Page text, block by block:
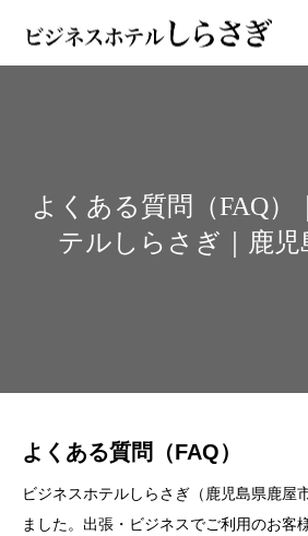
よくある質問（FAQ）
テルしらさぎ｜鹿児
よくある質問（FAQ）
ビジネスホテルしらさぎ（鹿児島県鹿屋
ました。出張・ビジネスでご利用のお客